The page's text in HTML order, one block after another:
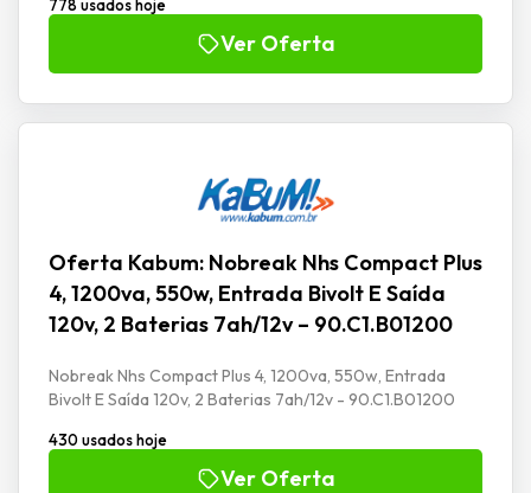
778 usados hoje
Ver Oferta
Oferta Kabum: Nobreak Nhs Compact Plus
4, 1200va, 550w, Entrada Bivolt E Saída
120v, 2 Baterias 7ah/12v – 90.C1.B01200
Nobreak Nhs Compact Plus 4, 1200va, 550w, Entrada
Bivolt E Saída 120v, 2 Baterias 7ah/12v - 90.C1.B01200
430 usados hoje
Ver Oferta